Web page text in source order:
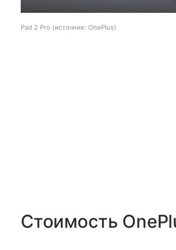
Pad 2 Pro источник: OnePlus
Стоимость